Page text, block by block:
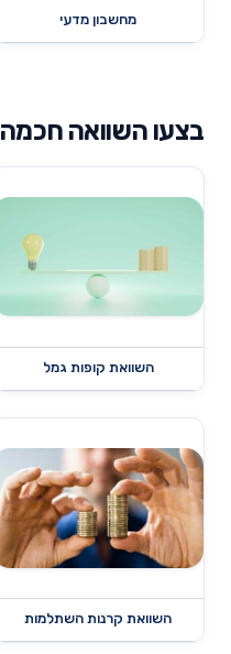
מחשבון מדעי
בצעו השוואה חכמה
השוואת קופות גמל
השוואת קרנות השתלמות